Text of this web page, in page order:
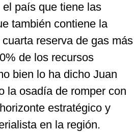
país que tiene las
también contiene la
reserva de gas más
de los recursos
bien lo ha dicho Juan
la osadía de romper con
estratégico y
en la región.